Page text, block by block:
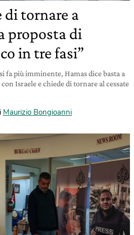
di tornare a
proposta di
in tre fasi”
fa più imminente, Hamas dice basta a
Israele e chiede di tornare al cessate
Maurizio Bongioanni